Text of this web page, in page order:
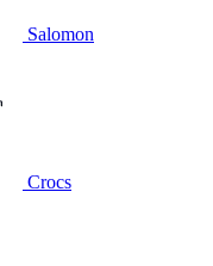
Salomon
Crocs